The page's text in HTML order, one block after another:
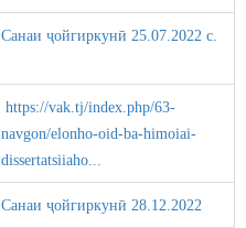
Санаи ҷойгиркунӣ 25.07.2022 c.
https://vak.tj/index.php/63-
navgon/elonho-oid-ba-himoiai-
dissertatsiiaho...
Санаи ҷойгиркунӣ 28.12.2022